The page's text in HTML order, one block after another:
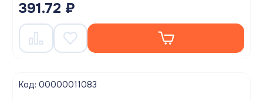
391.72 ₽
Код: 00000011083